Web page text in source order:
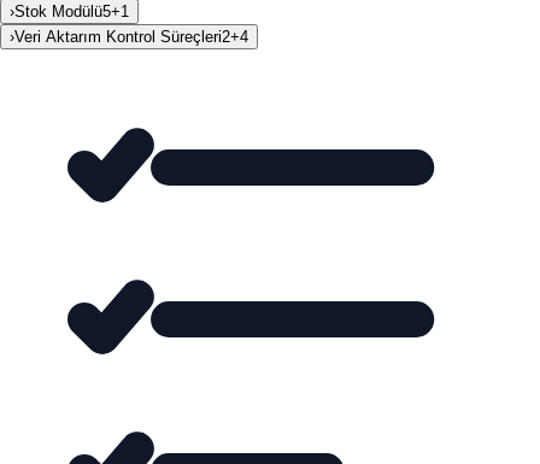
›Stok Modülü5+1
›Veri Aktarım Kontrol Süreçleri2+4